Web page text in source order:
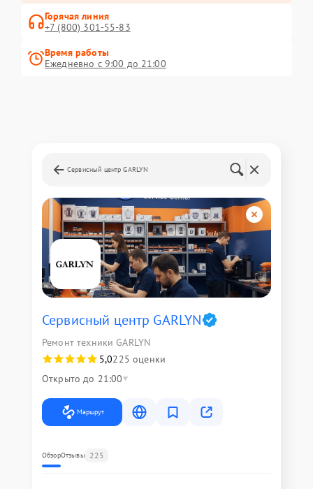
Горячая линия
+7 (800) 301-55-83
Время работы
Ежедневно с 9:00 до 21:00
Сервисный центр GARLYN
Сервисный центр GARLYN
Ремонт техники GARLYN
5,0225 оценки
Открыто до 21:00
Маршрут
ОбзорОтзывы 225